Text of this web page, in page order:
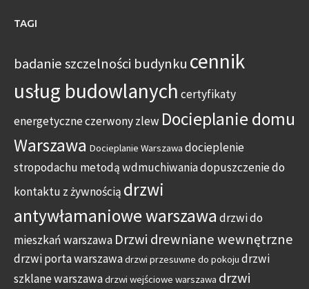
TAGI
badanie szczelności budynku cennik
usług budowlanych certyfikaty
energetyczneczerwony zlew Docieplanie domu
Warszawa Docieplanie Warszawa docieplenie
stropodachu metodą wdmuchiwaniadopuszczenie do
kontaktu z żywnością drzwi
antywłamaniowe warszawa drzwi do
mieszkań warszawa Drzwi drewniane wewnętrzne
drzwi porta warszawadrzwi przesuwne do pokoju drzwi
szklane warszawadrzwi wejściowe warszawa drzwi